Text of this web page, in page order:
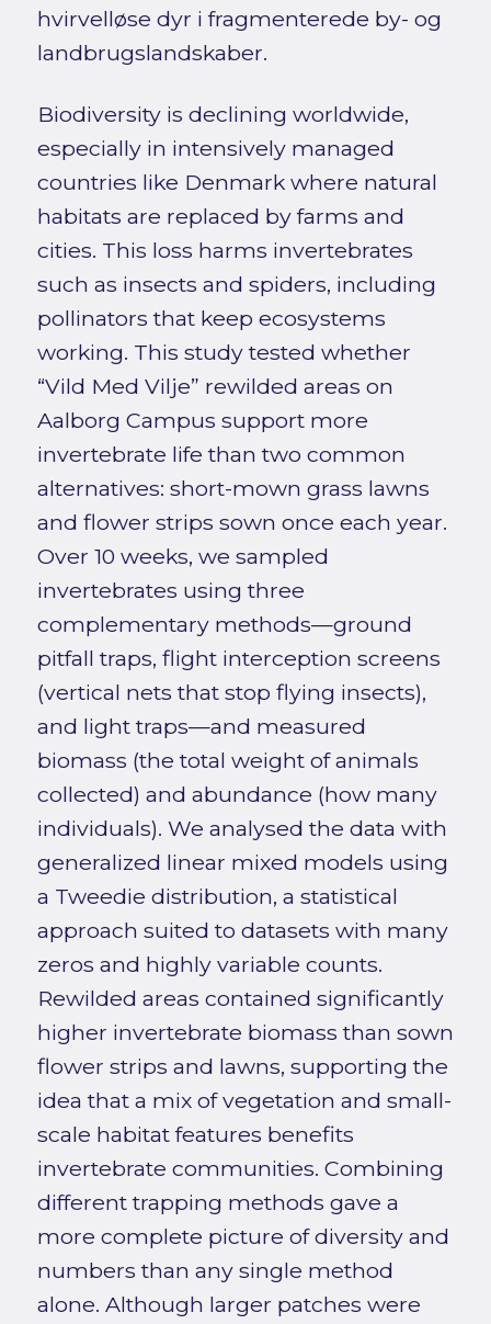
hvirvelløse dyr i fragmenterede by- og
landbrugslandskaber.
Biodiversity is declining worldwide,
especially in intensively managed
countries like Denmark where natural
habitats are replaced by farms and
cities. This loss harms invertebrates
such as insects and spiders, including
pollinators that keep ecosystems
working. This study tested whether
“Vild Med Vilje” rewilded areas on
Aalborg Campus support more
invertebrate life than two common
alternatives: short-mown grass lawns
and flower strips sown once each year.
Over 10 weeks, we sampled
invertebrates using three
complementary methods—ground
pitfall traps, flight interception screens
(vertical nets that stop flying insects),
and light traps—and measured
biomass (the total weight of animals
collected) and abundance (how many
individuals). We analysed the data with
generalized linear mixed models using
a Tweedie distribution, a statistical
approach suited to datasets with many
zeros and highly variable counts.
Rewilded areas contained significantly
higher invertebrate biomass than sown
flower strips and lawns, supporting the
idea that a mix of vegetation and small-
scale habitat features benefits
invertebrate communities. Combining
different trapping methods gave a
more complete picture of diversity and
numbers than any single method
alone. Although larger patches were